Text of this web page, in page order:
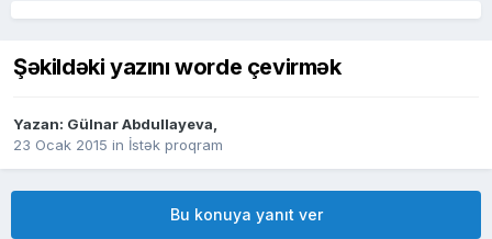
Şəkildəki yazını worde çevirmək
Yazan: Gülnar Abdullayeva,
23 Ocak 2015 in İstək proqram
Bu konuya yanıt ver